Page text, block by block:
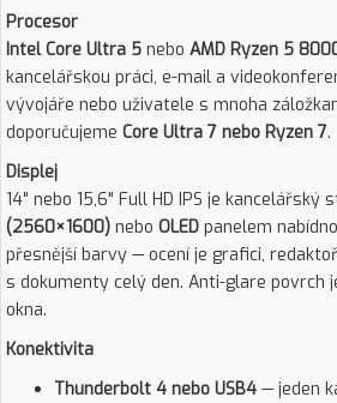
Procesor
Intel Core Ultra 5 nebo AMD Ryzen 5
kancelářskou práci, e-mail a
vývojáře nebo uživatele s mnoha
doporučujeme Core Ultra 7 nebo Ryzen 7.
Displej
14" nebo 15,6" Full HD IPS je kancelářský
(2560×1600) nebo OLED panelem
přesnější barvy — ocení je grafici,
s dokumenty celý den. Anti-glare povrch
okna.
Konektivita
Thunderbolt 4 nebo USB4 — jeden